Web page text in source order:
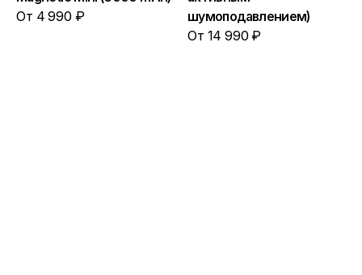
От 4 990 ₽
шумоподавлением)
От 14 990 ₽